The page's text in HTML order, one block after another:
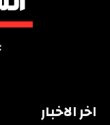
اخر الاخبار